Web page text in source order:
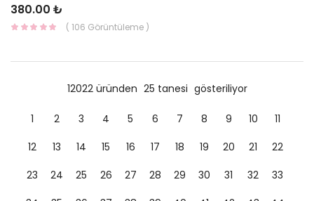
380.00 ₺
( 106 Görüntüleme )
12022 üründen 25 tanesi gösteriliyor
1 2 3 4 5 6 7 8 9 10
11
12
13 14 15 16 17 18 19 20 21
22
23
24 25 26 27 28 29 30 31 32
33